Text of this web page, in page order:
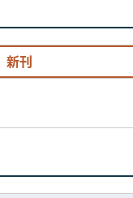
新刊